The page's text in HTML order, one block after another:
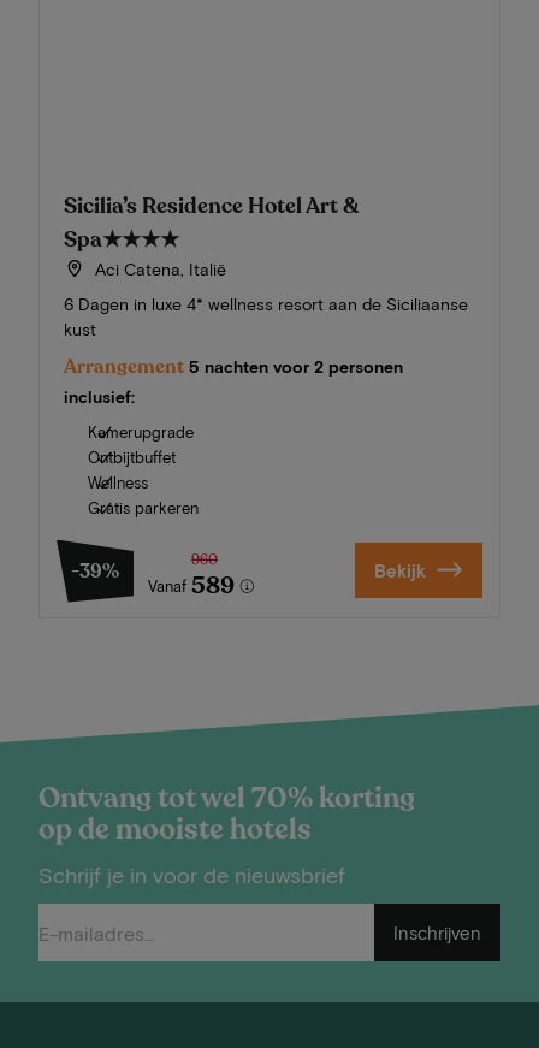
Sicilia’s Residence Hotel Art &
Spa★★★★
Aci Catena, Italië
6 Dagen in luxe 4* wellness resort aan de Siciliaanse
kust
Arrangement 5 nachten voor 2 personen
inclusief:
Kamerupgrade
Ontbijtbuffet
Wellness
Gratis parkeren
-39%
Vanaf
960
589 Bekijk
Ontvang tot wel 70% korting
op de mooiste hotels
Schrijf je in voor de nieuwsbrief
Inschrijven